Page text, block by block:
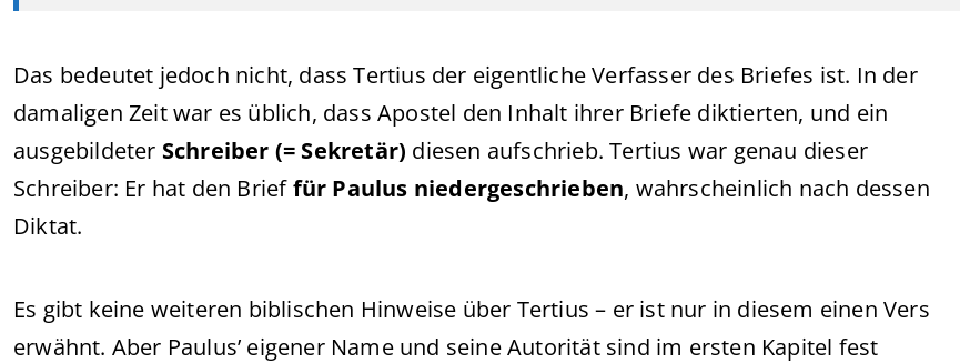
Das bedeutet jedoch nicht, dass Tertius der eigentliche Verfasser des Briefes ist. In der
damaligen Zeit war es üblich, dass Apostel den Inhalt ihrer Briefe diktierten, und ein
ausgebildeter Schreiber (= Sekretär) diesen aufschrieb. Tertius war genau dieser
Schreiber: Er hat den Brieffür Paulus niedergeschrieben, wahrscheinlich nach dessen
Diktat.
Es gibt keine weiteren biblischen Hinweise über Tertius – er ist nur in diesem einen Vers
erwähnt. Aber Paulus’ eigener Name und seine Autorität sind im ersten Kapitel fest